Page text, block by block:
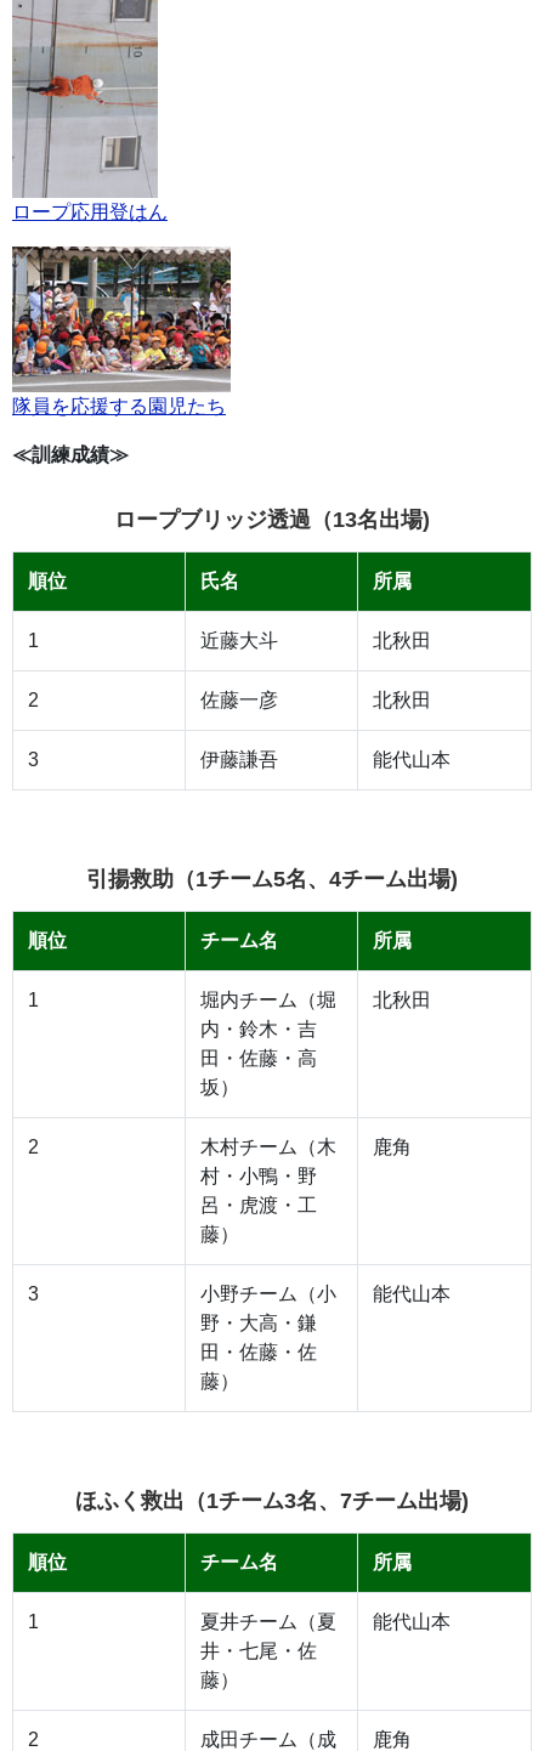
ロープ応用登はん
隊員を応援する園児たち
≪訓練成績≫
ロープブリッジ透過（13名出場)
順位 氏名 所属
1 近藤大斗 北秋田
2 佐藤一彦 北秋田
3 伊藤謙吾 能代山本
引揚救助（1チーム5名、4チーム出場)
順位 チーム名 所属
1
堀内チーム（堀
内・鈴木・吉
田・佐藤・高
坂）
北秋田
2
木村チーム（木
村・小鴨・野
呂・虎渡・工
藤）
鹿角
3
小野チーム（小
野・大高・鎌
田・佐藤・佐
藤）
能代山本
ほふく救出（1チーム3名、7チーム出場)
順位 チーム名 所属
1
夏井チーム（夏
井・七尾・佐
藤）
能代山本
2
成田チーム（成
鹿角